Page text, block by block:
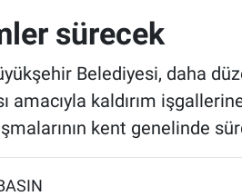
sürecek
Belediyesi, daha
amacıyla kaldırım
kent genelinde